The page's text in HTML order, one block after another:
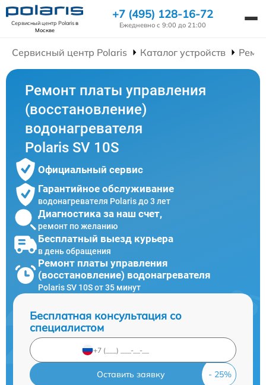
Сервисный центр Polarisв
Москве
+7 (495) 128-16-72
Ежедневно с 9:00 до 21:00
Сервисный центр Polaris Каталог устройств
Ремонт платы управления
(восстановление)
водонагревателя
Polaris SV 10S
Официальный сервис
Гарантийное обслуживание
водонагревателя Polaris до 3 лет
Диагностика за наш счет,
ремонт по желанию
Бесплатный выезд курьера
в день обращения
Ремонт платы управления
(восстановление) водонагревателя
Polaris SV 10S от 35 минут
Бесплатная консультация со
специалистом
Оставить заявку